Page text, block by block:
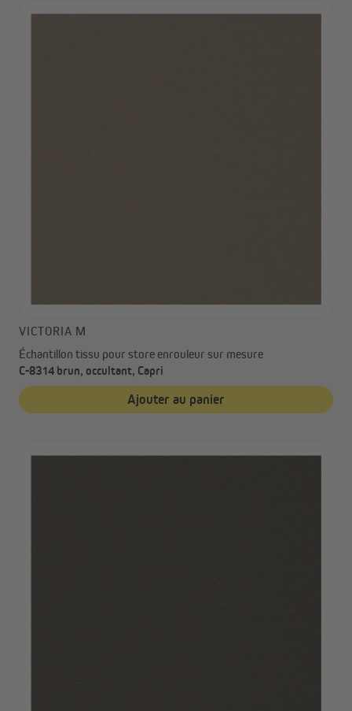
VICTORIA M
Échantillon tissu pour store enrouleur sur mesure
C-8314 brun, occultant, Capri
Ajouter au panier